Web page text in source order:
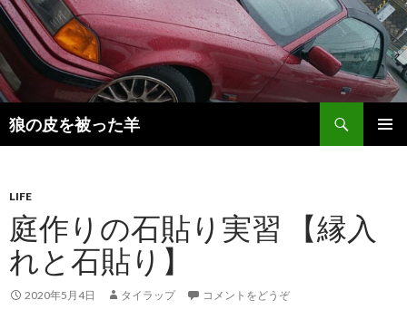
狼の皮を被った羊
検
索
ン
ツ
へ
移
動
LIFE
庭作りの石貼り実習 【縁入
れと石貼り】
2020年5月4日 タイラップ コメントをどうぞ